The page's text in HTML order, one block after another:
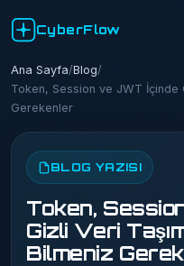
CyberFlow
Ana Sayfa/Blog/
Token, Session ve JWT İçinde
Gerekenler
BLOG YAZISI
Token,
Gizli Veri
Bilmeniz